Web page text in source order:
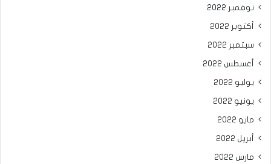
نوفمبر 2022
أكتوبر 2022
سبتمبر 2022
أغسطس 2022
يوليو 2022
يونيو 2022
مايو 2022
أبريل 2022
مارس 2022